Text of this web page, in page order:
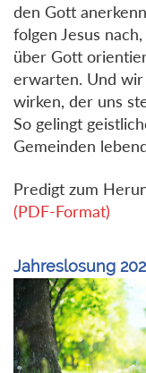
den Gott
folgen Jesus
über Gott
erwarten. Und
wirken, der uns
So gelingt
Gemeinden
Predigt zum
(PDF-Format)
Jahreslosung